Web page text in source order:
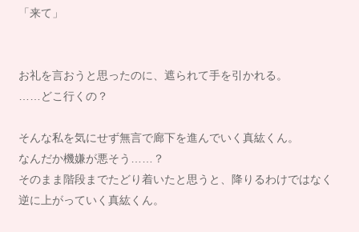
「来て」
お礼を言おうと思ったのに、遮られて手を引かれる。
……どこ行くの？
そんな私を気にせず無言で廊下を進んでいく真紘くん。
なんだか機嫌が悪そう……？
そのまま階段までたどり着いたと思うと、降りるわけではなく
逆に上がっていく真紘くん。